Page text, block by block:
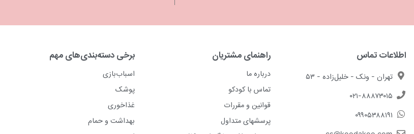
اطلاعات تماس
تهران - ونک - خلیل‌زاده - ۵۳
۰۲۱-۸۸۸۷۳۰۱۵
۰۹۹۰۵۳۸۸۱۹۱
راهنمای مشتریان
درباره ما
تماس با کودکو
قوانین و مقررات
پرسشهای متداول
برخی دسته‌بندی‌های مهم
اسباب‌بازی
پوشک
غذاخوری
بهداشت و حمام